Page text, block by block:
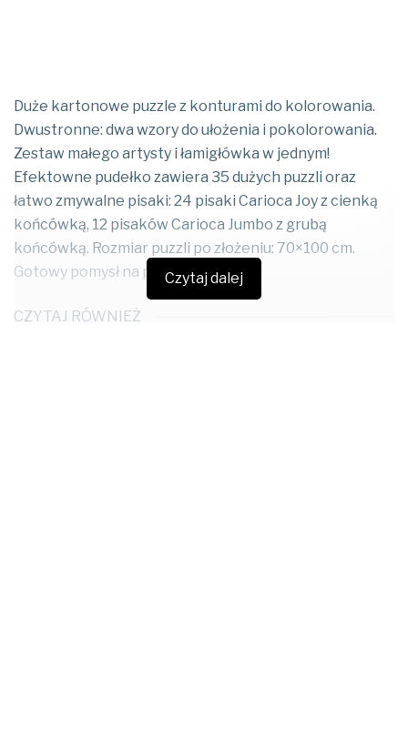
Duże kartonowe puzzle z konturami do kolorowania.
Dwustronne: dwa wzory do ułożenia i pokolorowania.
Zestaw małego artysty i łamigłówka w jednym!
Efektowne pudełko zawiera 35 dużych puzzli oraz
łatwo zmywalne pisaki: 24 pisaki Carioca Joy z cienką
końcówką, 12 pisaków Carioca Jumbo z grubą
końcówką. Rozmiar puzzli po złożeniu: 70×100 cm.
Gotowy pomysł na prezent!
CZYTAJ RÓWNIEŻ
Czytaj dalej